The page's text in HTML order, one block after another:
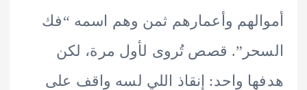
وأعمارهم ثمن وهم اسمه “فك
قصص تُروى لأول مرة، لكن
واحد: إنقاذ اللي لسه واقف على